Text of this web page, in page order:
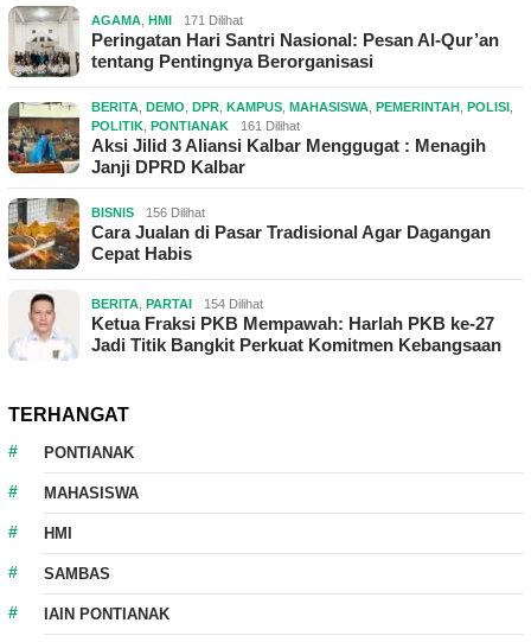
AGAMA HMI 171 Dilihat
Peringatan Hari Santri Nasional: Pesan Al-Qur’an
tentang Pentingnya Berorganisasi
BERITA DEMO DPR KAMPUS MAHASISWA PEMERINTAH POLISI
POLITIK PONTIANAK 161 Dilihat
Aksi Jilid 3 Aliansi Kalbar Menggugat : Menagih
Janji DPRD Kalbar
BISNIS 156 Dilihat
Cara Jualan di Pasar Tradisional Agar Dagangan
Cepat Habis
BERITA PARTAI 154 Dilihat
Ketua Fraksi PKB Mempawah: Harlah PKB ke-27
Jadi Titik Bangkit Perkuat Komitmen Kebangsaan
TERHANGAT
PONTIANAK
MAHASISWA
HMI
SAMBAS
IAIN PONTIANAK